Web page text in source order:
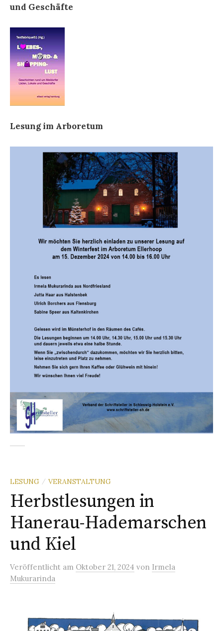
und Geschäfte
Lesung im Arboretum
LESUNG / VERANSTALTUNG
Herbstlesungen in
Hanerau-Hademarschen
und Kiel
Veröffentlicht am Oktober 21, 2024 von Irmela
Mukurarinda